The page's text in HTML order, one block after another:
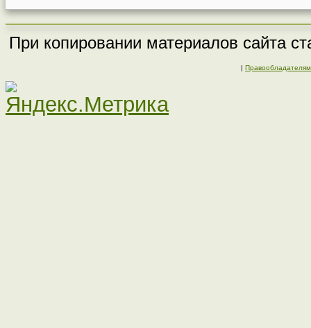
При копировании материалов сайта
| Правообладателям